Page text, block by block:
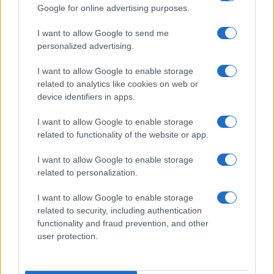
Google for online advertising purposes.
I want to allow Google to send me
personalized advertising.
I want to allow Google to enable storage
related to analytics like cookies on web or
device identifiers in apps.
I want to allow Google to enable storage
related to functionality of the website or app.
I want to allow Google to enable storage
related to personalization.
I want to allow Google to enable storage
related to security, including authentication
functionality and fraud prevention, and other
user protection.
solito doppio standard europeo
diEnrico Foscarini
31 Gennaio 2026, 18:15